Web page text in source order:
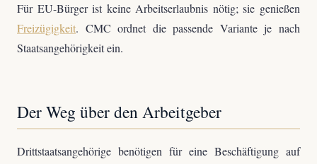
Für EU-Bürger ist keine Arbeitserlaubnis nötig; sie genießen
Freizügigkeit. CMC ordnet die passende Variante je nach
Staatsangehörigkeit ein.
Der Weg über den Arbeitgeber
Drittstaatsangehörige benötigen für eine Beschäftigung auf